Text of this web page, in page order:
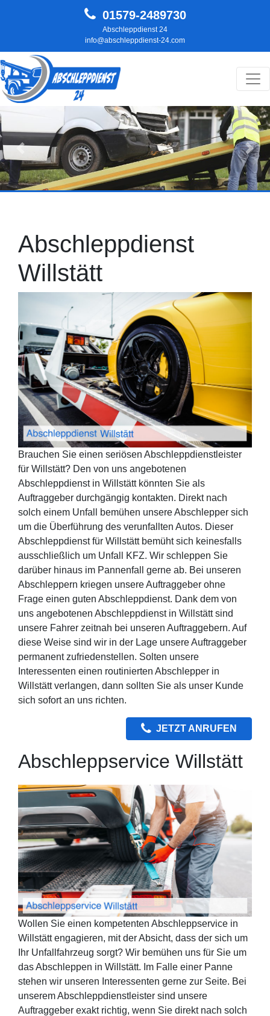
01579-2489730
Abschleppdienst 24
info@abschleppdienst-24.com
Hauptnavigation
Zurück
Abschleppdienst
Willstätt
Brauchen Sie einen seriösen Abschleppdienstleister
für Willstätt? Den von uns angebotenen
Abschleppdienst in Willstätt könnten Sie als
Auftraggeber durchgängig kontakten. Direkt nach
solch einem Unfall bemühen unsere Abschlepper sich
um die Überführung des verunfallten Autos. Dieser
Abschleppdienst für Willstätt bemüht sich keinesfalls
ausschließlich um Unfall KFZ. Wir schleppen Sie
darüber hinaus im Pannenfall gerne ab. Bei unseren
Abschleppern kriegen unsere Auftraggeber ohne
Frage einen guten Abschleppdienst. Dank dem von
uns angebotenen Abschleppdienst in Willstätt sind
unsere Fahrer zeitnah bei unseren Auftraggebern. Auf
diese Weise sind wir in der Lage unsere Auftraggeber
permanent zufriedenstellen. Solten unsere
Interessenten einen routinierten Abschlepper in
Willstätt verlangen, dann sollten Sie als unser Kunde
sich sofort an uns richten.
JETZT ANRUFEN
Abschleppservice Willstätt
Wollen Sie einen kompetenten Abschleppservice in
Willstätt engagieren, mit der Absicht, dass der sich um
Ihr Unfallfahrzeug sorgt? Wir bemühen uns für Sie um
das Abschleppen in Willstätt. Im Falle einer Panne
stehen wir unseren Interessenten gerne zur Seite. Bei
unserem Abschleppdienstleister sind unsere
Auftraggeber exakt richtig, wenn Sie direkt nach solch